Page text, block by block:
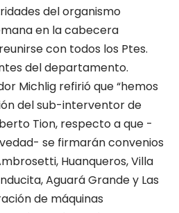
del organismo
en la cabecera
con todos los Ptes.
del departamento.
Michlig refirió que “hemos
del sub-interventor de
Tion, respecto a que -
se firmarán convenios
Huanqueros, Villa
Aguará Grande y Las
de máquinas